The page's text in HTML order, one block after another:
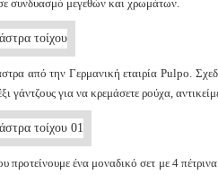
σε συνδυασμό μεγεθών και χρωμάτων.
από την Γερμανική εταιρία Pulpo.
γάντζους για να κρεμάσετε ρούχα,
προτείνουμε ένα μοναδικό σετ με 4 πέτρινα